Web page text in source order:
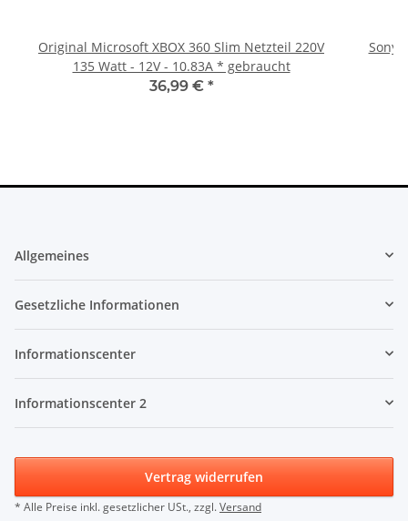
Original Microsoft XBOX 360 Slim Netzteil 220V
135 Watt - 12V - 10.83A * gebraucht
36,99 € *
Sony
Allgemeines
Gesetzliche Informationen
Informationscenter
Informationscenter 2
Vertrag widerrufen
* Alle Preise inkl. gesetzlicher USt., zzgl.Versand